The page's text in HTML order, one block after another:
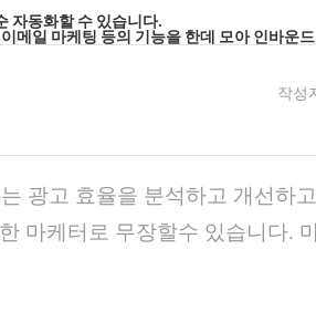
자동화할 수 있습니다.
메일 마케팅 등의 기능을 한데 모아 인바
작성
광고 효율을 분석하고 개선하
마케터로 무장할수 있습니다.